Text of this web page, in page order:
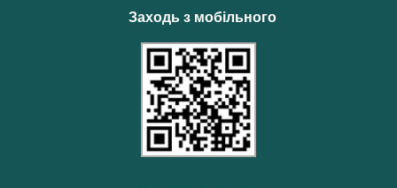
Заходь з мобільного